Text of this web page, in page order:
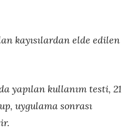
kayısılardan elde edilen
yapılan kullanım testi, 21
uygulama sonrası